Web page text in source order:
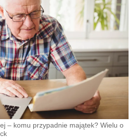
– komu przypadnie majątek? Wielu o